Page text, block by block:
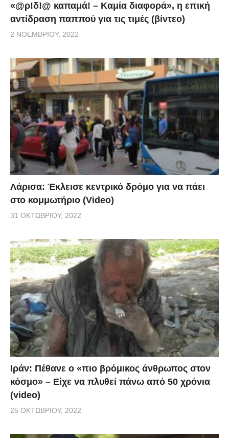
«@ρ!δ!@ καπαμά! – Καμία διαφορά», η επική
αντίδραση παππού για τις τιμές (βίντεο)
2 ΝΟΕΜΒΡΊΟΥ, 2022
Λάρισα: Έκλεισε κεντρικό δρόμο για να πάει
στο κομμωτήριο (Video)
31 ΟΚΤΩΒΡΊΟΥ, 2022
Ιράν: Πέθανε ο «πιο βρόμικος άνθρωπος στον
κόσμο» – Είχε να πλυθεί πάνω από 50 χρόνια
(video)
25 ΟΚΤΩΒΡΊΟΥ, 2022